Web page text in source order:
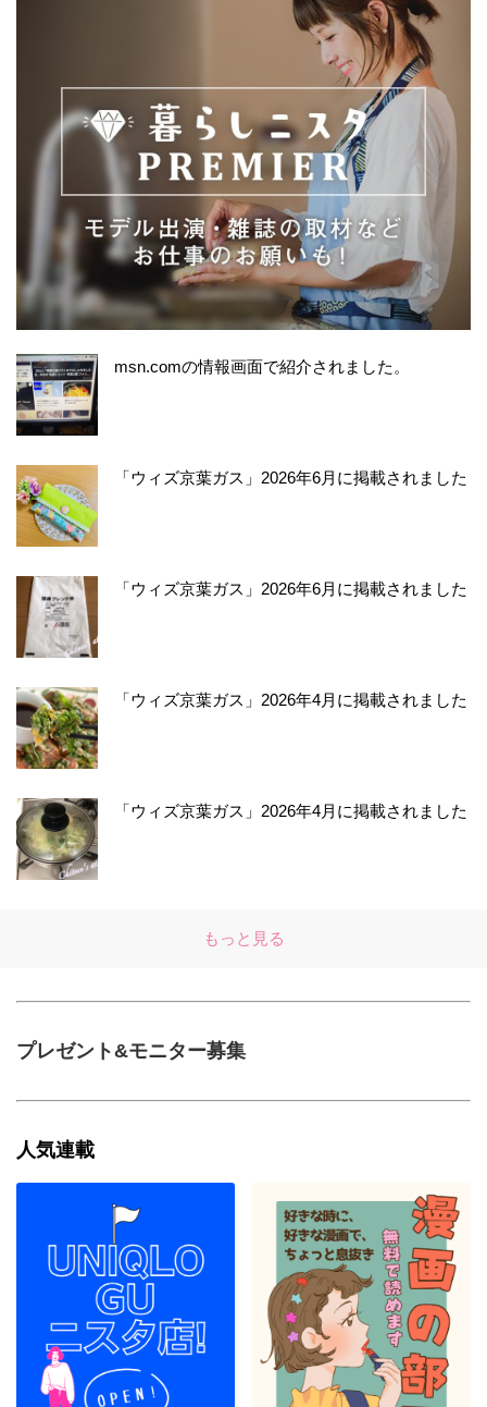
msn.comの情報画面で紹介されました。
「ウィズ京葉ガス」2026年6月に掲載されました
「ウィズ京葉ガス」2026年6月に掲載されました
「ウィズ京葉ガス」2026年4月に掲載されました
「ウィズ京葉ガス」2026年4月に掲載されました
もっと見る
プレゼント&モニター募集
人気連載